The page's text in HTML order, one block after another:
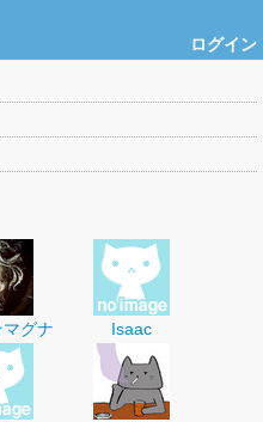
ログイン
グナ Isaac